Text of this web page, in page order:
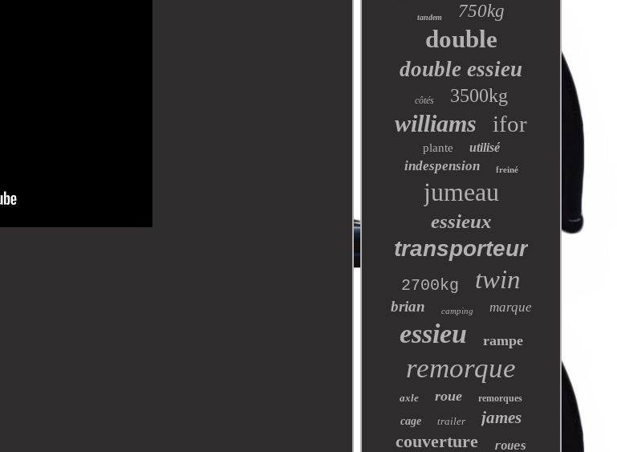
tandem 750kg
double
double essieu
côtés 3500kg
williams ifor
plante utilisé
indespension freiné
jumeau
essieux
transporteur
2700kg twin
brian camping marque
essieu rampe
remorque
axle roue remorques
cage trailer james
couverture roues